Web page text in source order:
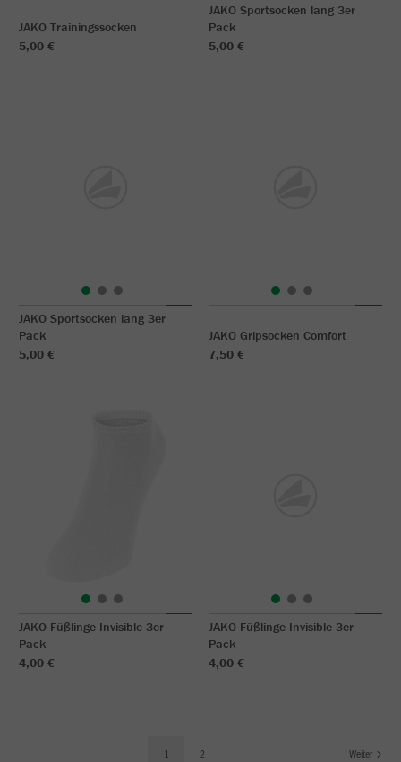
JAKO Trainingssocken
5,00 €
JAKO Sportsocken lang 3er
Pack
5,00 €
JAKO Sportsocken lang 3er
Pack
5,00 €
JAKO Gripsocken Comfort
7,50 €
JAKO Füßlinge Invisible 3er
Pack
4,00 €
JAKO Füßlinge Invisible 3er
Pack
4,00 €
1 2 Weiter